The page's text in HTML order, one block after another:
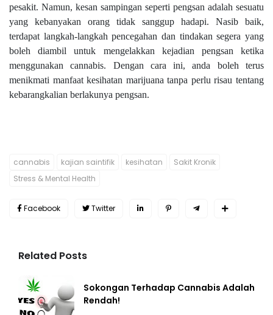
pesakit. Namun, kesan sampingan seperti pengsan adalah sesuatu
yang kebanyakan orang tidak sanggup hadapi. Nasib baik,
terdapat langkah-langkah pencegahan dan tindakan segera yang
boleh diambil untuk mengelakkan kejadian pengsan ketika
menggunakan cannabis. Dengan cara ini, anda boleh terus
menikmati manfaat kesihatan marijuana tanpa perlu risau tentang
kebarangkalian berlakunya pengsan.
cannabis kajian saintifik kesihatan
Sakit Kronik
Stress & Mental Health
Facebook Twitter
Related Posts
Sokongan Terhadap Cannabis Adalah
Rendah!